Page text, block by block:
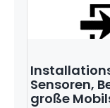
Sensoren,
große